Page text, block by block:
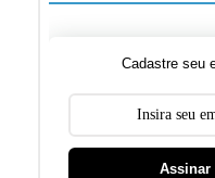
Cadastre seu
Assinar